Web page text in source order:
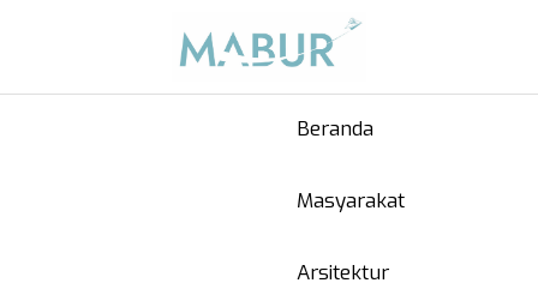
Beranda
Masyarakat
Arsitektur